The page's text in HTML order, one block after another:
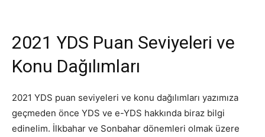
2021 YDS Puan Seviyeleri ve
Konu Dağılımları
2021 YDS puan seviyeleri ve konu dağılımları yazımıza
geçmeden önce YDS ve e-YDS hakkında biraz bilgi
edinelim. İlkbahar ve Sonbahar dönemleri olmak üzere